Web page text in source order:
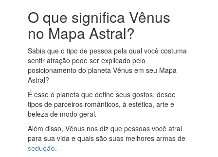
O que significa Vênus
no Mapa Astral?
Sabia que o tipo de pessoa pela qual você costuma
sentir atração pode ser explicado pelo
posicionamento do planeta Vênus em seu Mapa
Astral?
É esse o planeta que define seus gostos, desde
tipos de parceiros românticos, à estética, arte e
beleza de modo geral.
Além disso, Vênus nos diz que pessoas você atrai
para sua vida e quais são suas melhores armas de
sedução.